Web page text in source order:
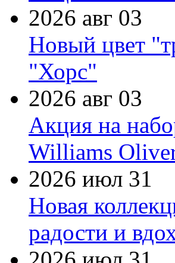
2026 авг 03
Новый цвет
"Хорс"
2026 авг 03
Акция на
Williams
2026 июл 31
Новая
радости и